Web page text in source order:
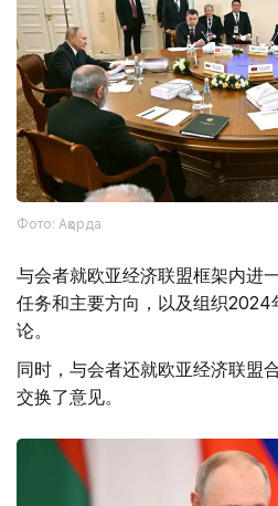
Фото: Ақорда
与会者就欧亚经济联盟框架内进
任务和主要方向，以及组织2024
论。
同时，与会者还就欧亚经济联盟
交换了意见。